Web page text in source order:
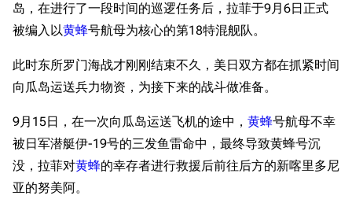
岛，在进行了一段时间的巡逻任务后，拉菲于9月6日正式
被编入以黄蜂号航母为核心的第18特混舰队。
此时东所罗门海战才刚刚结束不久，美日双方都在抓紧时间
向瓜岛运送兵力物资，为接下来的战斗做准备。
9月15日，在一次向瓜岛运送飞机的途中， 黄蜂号航母不幸
被日军潜艇伊-19号的三发鱼雷命中，最终导致黄蜂号沉
没，拉菲对黄蜂的幸存者进行救援后前往后方的新喀里多尼
亚的努美阿。